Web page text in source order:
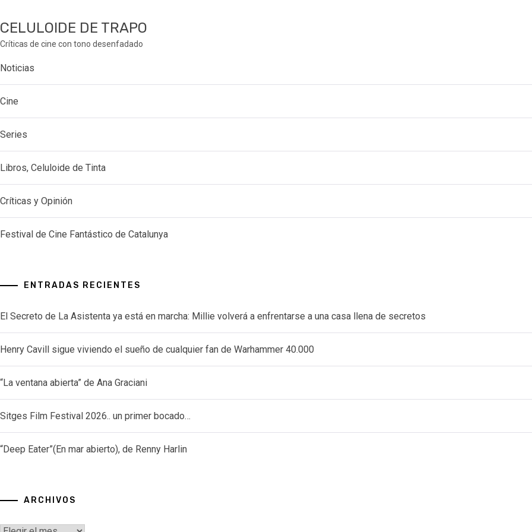
CELULOIDE DE TRAPO
Críticas de cine con tono desenfadado
Noticias
Cine
Series
Libros, Celuloide de Tinta
Críticas y Opinión
Festival de Cine Fantástico de Catalunya
ENTRADAS RECIENTES
El Secreto de La Asistenta ya está en marcha: Millie volverá a enfrentarse a una casa llena de secretos
Henry Cavill sigue viviendo el sueño de cualquier fan de Warhammer 40.000
“La ventana abierta” de Ana Graciani
Sitges Film Festival 2026.. un primer bocado…
“Deep Eater”(En mar abierto), de Renny Harlin
ARCHIVOS